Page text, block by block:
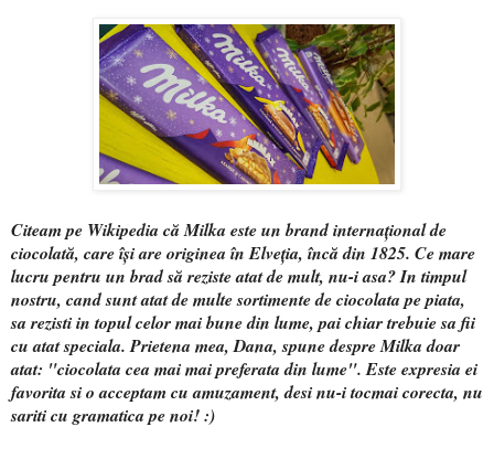
Citeam pe Wikipedia că Milka este un brand internațional de
ciocolată, care își are originea în Elveția, încă din 1825. Ce mare
lucru pentru un brad să reziste atat de mult, nu-i asa? In timpul
nostru, cand sunt atat de multe sortimente de ciocolata pe piata,
sa rezisti in topul celor mai bune din lume, pai chiar trebuie sa fii
cu atat speciala. Prietena mea, Dana, spune despre Milka doar
atat: "ciocolata cea mai mai preferata din lume". Este expresia ei
favorita si o acceptam cu amuzament, desi nu-i tocmai corecta, nu
sariti cu gramatica pe noi! :)